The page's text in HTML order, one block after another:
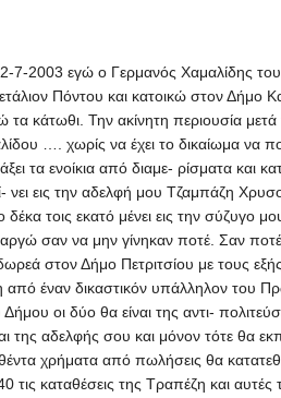
7-2003 εγώ ο Γερμανός Χαμαλίδης
Πόντου και κατοικώ στον Δήμο
κάτωθι. Την ακίνητη περιουσία μετά
…. χωρίς να έχει το δικαίωμα να
τα ενοίκια από διαμε- ρίσματα και
νει εις την αδελφή μου Τζαμπάζη
τοις εκατό μένει εις την σύζυγο
σαν να μην γίνηκαν ποτέ. Σαν
στον Δήμο Πετριτσίου με τους
από έναν δικαστικόν υπάλληλον του
οι δύο θα είναι της αντι-
της αδελφής σου και μόνον τότε θα
χρήματα από πωλήσεις θα
καταθέσεις της Τραπέζη και αυτές